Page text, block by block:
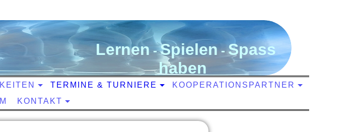
Lernen - Spielen - Spass
haben
TERMINE & TURNIERE
KOOPERATIONSPARTNER
KONTAKT